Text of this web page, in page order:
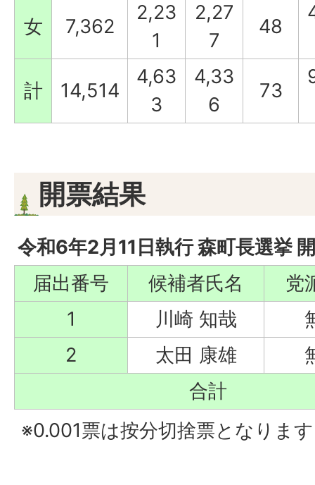
女 7,362
2,23
1
2,27
7
48
計 14,514
4,63
3
4,33
6
73
開票結果
令和6年2月11日執行 森町長選挙
届出番号
候補者氏名
党
1
川崎 知哉
2
太田 康雄
合計
※0.001票は按分切捨票となりま